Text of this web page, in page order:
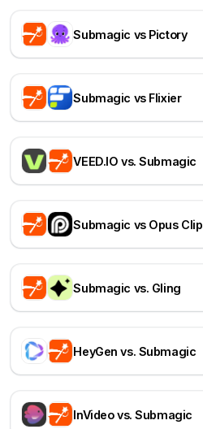
Submagic vs Pictory
Submagic vs Flixier
VEED.IO vs. Submagic
Submagic vs Opus Clip
Submagic vs. Gling
HeyGen vs. Submagic
InVideo vs. Submagic